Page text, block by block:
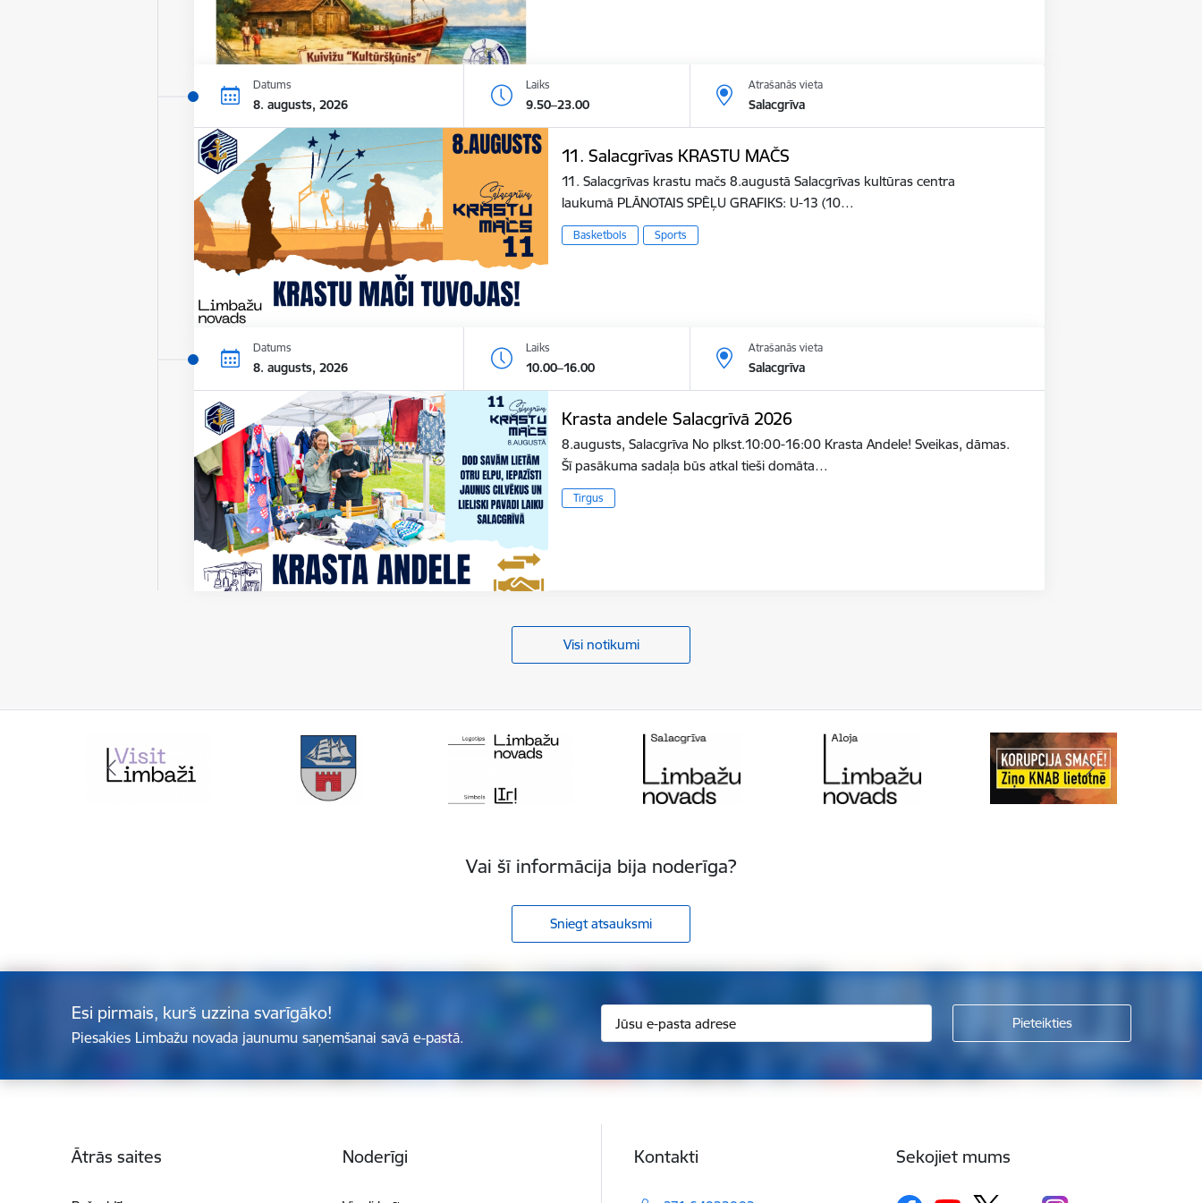
Datums
8. augusts, 2026
Laiks
9.50–23.00
Atrašanās vieta
Salacgrīva
11. Salacgrīvas KRASTU MAČS
11. Salacgrīvas krastu mačs 8.augustā Salacgrīvas kultūras centra
laukumā PLĀNOTAIS SPĒĻU GRAFIKS: U-13 (10…
Basketbols Sports
Datums
8. augusts, 2026
Laiks
10.00–16.00
Atrašanās vieta
Salacgrīva
Krasta andele Salacgrīvā 2026
8.augusts, Salacgrīva No plkst.10:00-16:00 Krasta Andele! Sveikas, dāmas.
Šī pasākuma sadaļa būs atkal tieši domāta…
Tirgus
Visi notikumi
Vai šī informācija bija noderīga?
Sniegt atsauksmi
Esi pirmais, kurš uzzina svarīgāko!
Piesakies Limbažu novada jaunumu saņemšanai savā e-pastā.
Ātrās saites Noderīgi Kontakti Sekojiet mums